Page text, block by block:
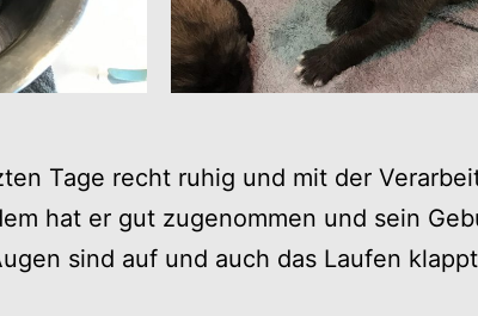
Tage recht ruhig und mit der
hat er gut zugenommen und sein
sind auf und auch das Laufen